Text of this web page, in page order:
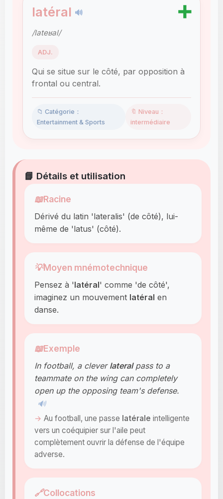
latéral 🔊 ➕
/lateʁal/
ADJ.
Qui se situe sur le côté, par opposition à
frontal ou central.
📁 Catégorie：
Entertainment & Sports
🔖 Niveau：
intermédiaire
📘 Détails et utilisation
📖Racine
Dérivé du latin 'lateralis' (de côté), lui-
même de 'latus' (côté).
💡Moyen mnémotechnique
Pensez à 'latéral' comme 'de côté',
imaginez un mouvement latéral en
danse.
📖Exemple
In football, a clever lateralpass to a
teammate on the wing can completely
open up the opposing team's defense.
🔊
Au football, une passe latérale intelligente
vers un coéquipier sur l'aile peut
complètement ouvrir la défense de l'équipe
adverse.
🔗Collocations